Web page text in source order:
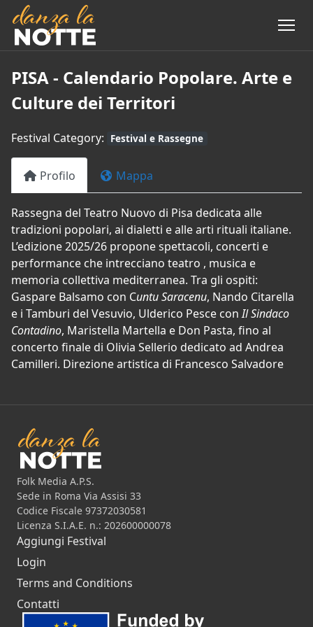
PISA - Calendario Popolare. Arte e
Culture dei Territori
Festival Category: Festival e Rassegne
Profilo Mappa
Rassegna del Teatro Nuovo di Pisa dedicata alle
tradizioni popolari, ai dialetti e alle arti rituali italiane.
L’edizione 2025/26 propone spettacoli, concerti e
performance che intrecciano teatro , musica e
memoria collettiva mediterranea. Tra gli ospiti:
Gaspare Balsamo con Cuntu Saracenu, Nando Citarella
e i Tamburi del Vesuvio, Ulderico Pesce conIl Sindaco
Contadino, Maristella Martella e Don Pasta, fino al
concerto finale di Olivia Sellerio dedicato ad Andrea
Camilleri. Direzione artistica di Francesco Salvadore
Folk Media A.P.S.
Sede in Roma Via Assisi 33
Codice Fiscale 97372030581
Licenza S.I.A.E. n.: 202600000078
Aggiungi Festival
Login
Terms and Conditions
Contatti